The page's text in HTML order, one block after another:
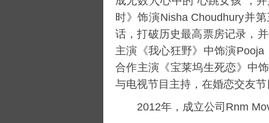
时》饰演Nisha Choudhury并
话，打破历史最高票房记录，
主演《我心狂野》中饰演
合作主演《宝莱坞生死恋》中
与电视节目主持，在婚恋交友
2012年，成立公司Rnm